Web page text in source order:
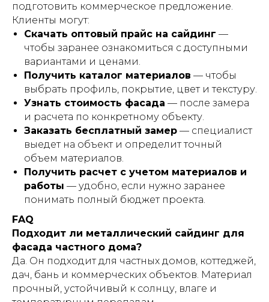
подготовить коммерческое предложение.
Клиенты могут:
Скачать оптовый прайс на сайдинг —
чтобы заранее ознакомиться с доступными
вариантами и ценами.
Получить каталог материалов — чтобы
выбрать профиль, покрытие, цвет и текстуру.
Узнать стоимость фасада — после замера
и расчета по конкретному объекту.
Заказать бесплатный замер — специалист
выедет на объект и определит точный
объем материалов.
Получить расчет с учетом материалов и
работы — удобно, если нужно заранее
понимать полный бюджет проекта.
FAQ
Подходит ли металлический сайдинг для
фасада частного дома?
Да. Он подходит для частных домов, коттеджей,
дач, бань и коммерческих объектов. Материал
прочный, устойчивый к солнцу, влаге и